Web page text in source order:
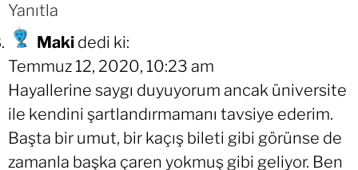
Yanıtla
Maki dedi ki:
Temmuz 12, 2020, 10:23 am
Hayallerine saygı duyuyorum ancak üniversite
ile kendini şartlandırmamanı tavsiye ederim.
Başta bir umut, bir kaçış bileti gibi görünse de
zamanla başka çaren yokmuş gibi geliyor. Ben